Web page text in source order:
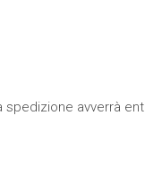
avverrà